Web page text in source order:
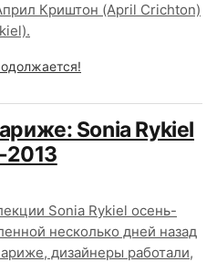
Криштон (April Crichton)
Sonia Rykiel
2013
Sonia Rykiel осень-
несколько дней назад
дизайнеры работали,